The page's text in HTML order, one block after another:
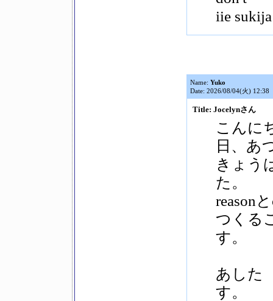
iie
Name: Yuko
Date: 2026/08/04(火) 12:38
Title: Jocelynさん
こんに
日、あ
きょう
た。
reason
つくる
す。
あした
す。